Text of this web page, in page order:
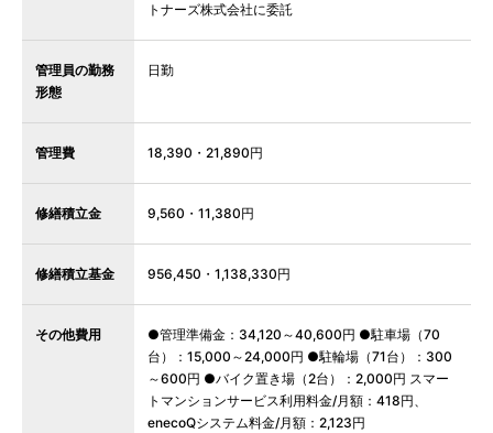
トナーズ株式会社に委託
管理員の勤務
形態
日勤
管理費 18,390・21,890円
修繕積立金 9,560・11,380円
修繕積立基金 956,450・1,138,330円
その他費用
●管理準備金：34,120～40,600円 ●駐車場（70
台）：15,000～24,000円 ●駐輪場（71台）：300
～600円 ●バイク置き場（2台）：2,000円 スマー
トマンションサービス利用料金/月額：418円、
enecoQシステム料金/月額：2,123円